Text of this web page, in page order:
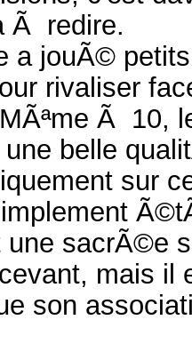
Ã redire.
a jouÃ©
rivaliser
Ã 10,
belle
sur
une sacrÃ©e
mais il
son